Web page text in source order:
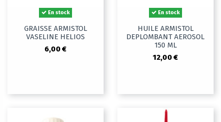
En stock
GRAISSE ARMISTOL
VASELINE HELIOS
6,00 €
En stock
HUILE ARMISTOL
DEPLOMBANT AEROSOL
150 ML
12,00 €